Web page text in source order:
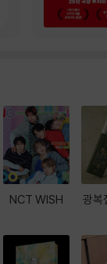
NCT WISH 광복